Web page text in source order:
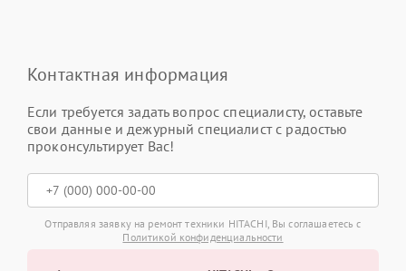
Контактная информация
Если требуется задать вопрос специалисту, оставьте
свои данные и дежурный специалист с радостью
проконсультирует Вас!
Отправляя заявку на ремонт техники HITACHI, Вы соглашаетесь с
Политикой конфиденциальности